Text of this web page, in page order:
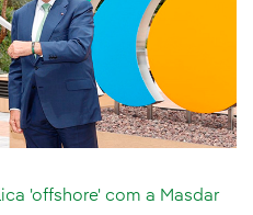
'offshore' com a Masdar